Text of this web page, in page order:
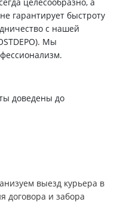
гарантирует быстроту
с нашей
Мы
доведены до
выезд курьера в
договора и забора